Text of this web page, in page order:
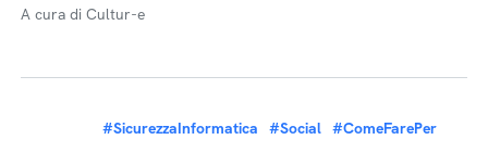
A cura di Cultur-e
#SicurezzaInformatica #Social #ComeFarePer